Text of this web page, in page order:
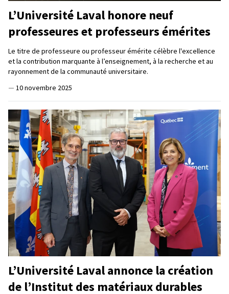
L’Université Laval honore neuf
professeures et professeurs émérites
Le titre de professeure ou professeur émérite célèbre l'excellence
et la contribution marquante à l’enseignement, à la recherche et au
rayonnement de la communauté universitaire.
— 10 novembre 2025
L’Université Laval annonce la création
de l’Institut des matériaux durables